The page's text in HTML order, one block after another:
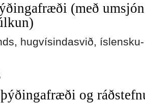
(með
hugvísindasvið,
og